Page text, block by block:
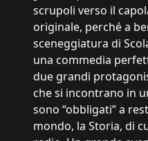
scrupoli verso il
originale, perché a
sceneggiatura di
una commedia
due grandi
che si incontrano in
sono “obbligati” a
mondo, la Storia, di